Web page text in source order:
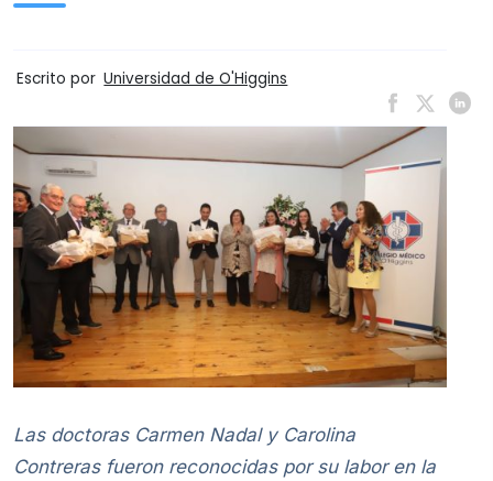
Escrito por Universidad de O'Higgins
Las doctoras Carmen Nadal y Carolina
Contreras fueron reconocidas por su labor en la